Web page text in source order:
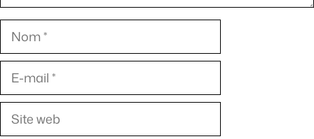
Nom
mail
Site
web